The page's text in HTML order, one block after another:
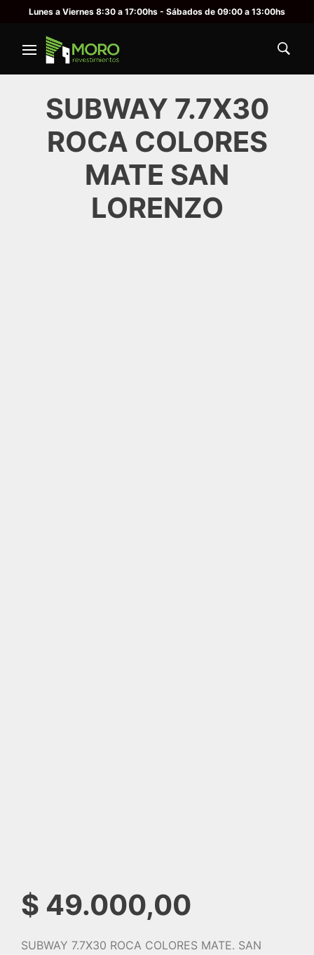
Lunes a Viernes 8:30 a 17:00hs - Sábados de 09:00 a 13:00hs
SUBWAY 7.7X30
ROCA COLORES
MATE SAN
LORENZO
$ 49.000,00
SUBWAY 7.7X30 ROCA COLORES MATE. SAN